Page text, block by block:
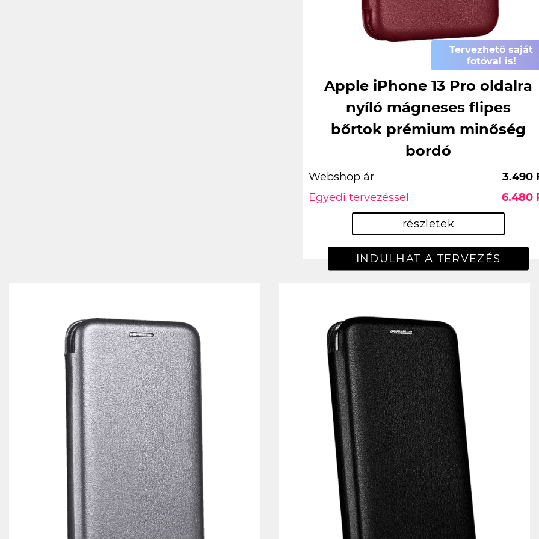
Tervezhető saját
fotóval is!
Apple iPhone 13 Pro oldalra
nyíló mágneses flipes
bőrtok prémium minőség
bordó
Webshop ár
3.490
Egyedi tervezéssel
6.480
részletek
INDULHAT A TERVEZÉS